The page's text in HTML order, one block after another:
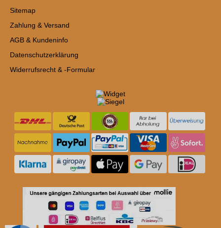
Sitemap
Zahlung & Versand
AGB & Kundeninfo
Datenschutzerklärung
Widerrufsrecht & -Formular